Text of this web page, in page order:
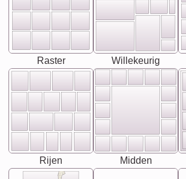
Raster Willekeurig
Rijen Midden